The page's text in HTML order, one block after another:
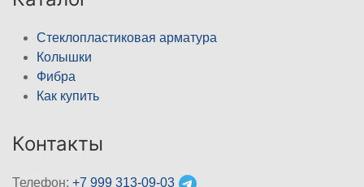
Стеклопластиковая арматура
Колышки
Фибра
Как купить
Контакты
Телефон: +7 999 313-09-03